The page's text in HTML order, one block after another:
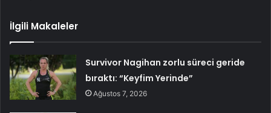
İlgili Makaleler
Survivor Nagihan zorlu süreci geride
bıraktı: “Keyfim Yerinde”
Ağustos 7, 2026